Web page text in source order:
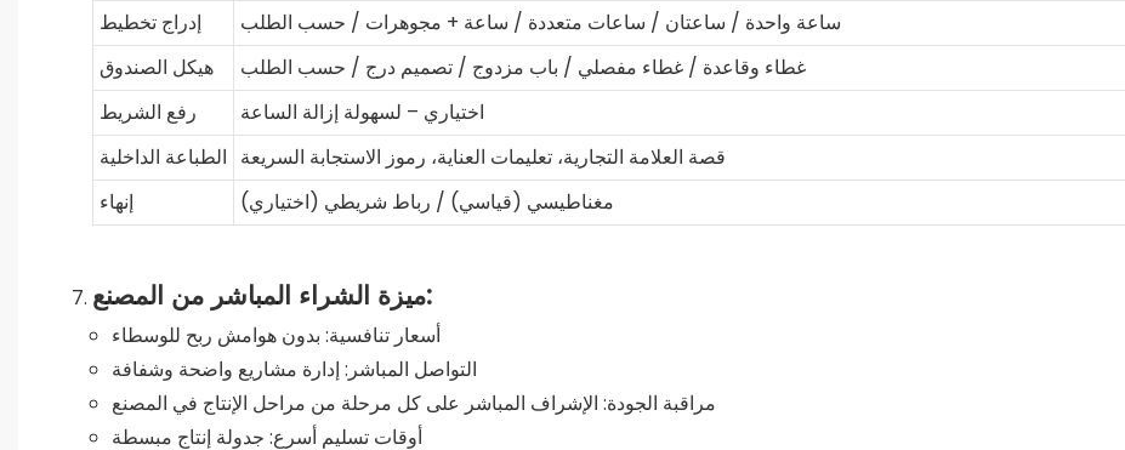
إدراج تخطيط
ساعة واحدة / ساعتان / ساعات متعددة / ساعة + مجوهرات / حسب الطلب
هيكل الصندوق
غطاء وقاعدة / غطاء مفصلي / باب مزدوج / تصميم درج / حسب الطلب
رفع الشريط
اختياري – لسهولة إزالة الساعة
الطباعة الداخلية قصة العلامة التجارية، تعليمات العناية، رموز الاستجابة السريعة
إنهاء
مغناطيسي (قياسي) / رباط شريطي (اختياري)
ميزة الشراء المباشر من المصنع:
أسعار تنافسية: بدون هوامش ربح للوسطاء
التواصل المباشر: إدارة مشاريع واضحة وشفافة
مراقبة الجودة: الإشراف المباشر على كل مرحلة من مراحل الإنتاج في المصنع
أوقات تسليم أسرع: جدولة إنتاج مبسطة